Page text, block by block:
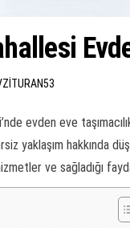
evden eve
yaklaşım hakkında
ve sağladığı